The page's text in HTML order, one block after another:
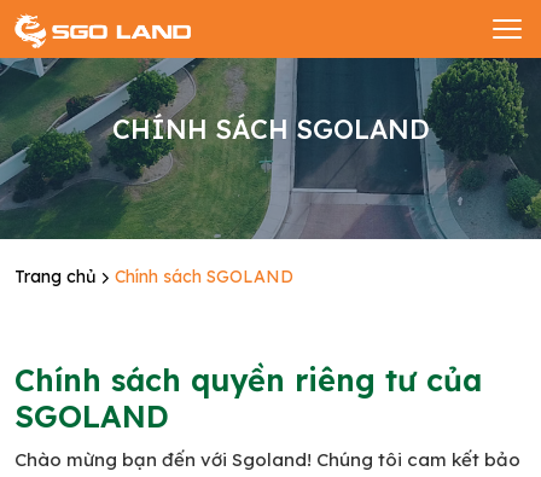
CHÍNH SÁCH SGOLAND
Trang chủ Chính sách SGOLAND
Chính sách quyền riêng tư của
SGOLAND
Chào mừng bạn đến với Sgoland! Chúng tôi cam kết bảo